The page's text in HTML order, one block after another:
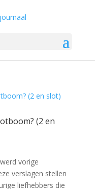
(2 en
vorige
verslagen stellen
liefhebbers die